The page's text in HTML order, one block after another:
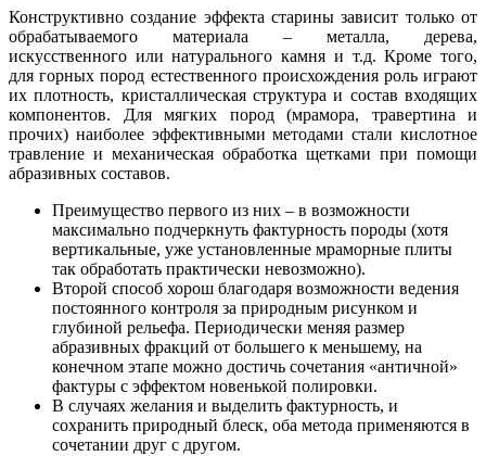
Конструктивно создание эффекта старины зависит только от
обрабатываемого материала – металла, дерева,
искусственного или натурального камня и т.д. Кроме того,
для горных пород естественного происхождения роль играют
их плотность, кристаллическая структура и состав входящих
компонентов. Для мягких пород (мрамора, травертина и
прочих) наиболее эффективными методами стали кислотное
травление и механическая обработка щетками при помощи
абразивных составов.
Преимущество первого из них – в возможности
максимально подчеркнуть фактурность породы (хотя
вертикальные, уже установленные мраморные плиты
так обработать практически невозможно).
Второй способ хорош благодаря возможности ведения
постоянного контроля за природным рисунком и
глубиной рельефа. Периодически меняя размер
абразивных фракций от большего к меньшему, на
конечном этапе можно достичь сочетания «античной»
фактуры с эффектом новенькой полировки.
В случаях желания и выделить фактурность, и
сохранить природный блеск, оба метода применяются в
сочетании друг с другом.